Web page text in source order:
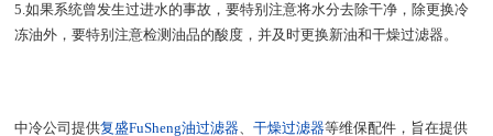
5.如果系统曾发生过进水的事故，要特别注意将水分去除干净，除更换冷
冻油外，要特别注意检测油品的酸度，并及时更换新油和干燥过滤器。
中冷公司提供复盛FuSheng油过滤器、干燥过滤器等维保配件，旨在提供